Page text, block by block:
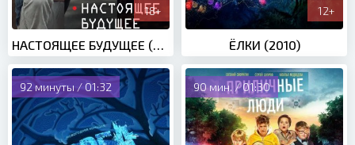
18+
НАСТОЯЩЕЕ БУДУЩЕЕ (2020)
12+
ЁЛКИ (2010)
92 минуты / 01:32 90 мин. / 01:30